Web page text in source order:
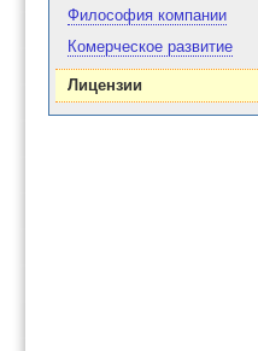
Философия компании
Комерческое развитие
Лицензии